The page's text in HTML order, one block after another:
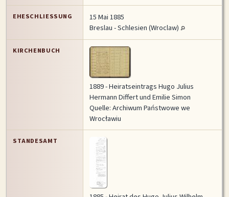
EHESCHLIESSUNG
15 Mai 1885
Breslau - Schlesien (Wroclaw)
KIRCHENBUCH
1889 - Heiratseintrags Hugo Julius
Hermann Differt und Emilie Simon
Quelle:Archiwum Państwowe we
Wrocławiu
STANDESAMT